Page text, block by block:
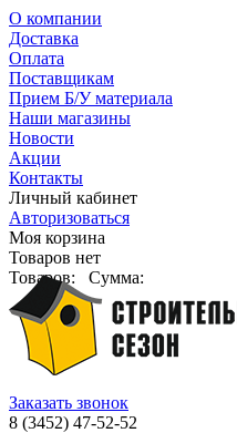
О компании
Доставка
Оплата
Поставщикам
Прием Б/У материала
Наши магазины
Новости
Акции
Контакты
Личный кабинет
Авторизоваться
Моя корзина
Товаров нет
Товаров:
Сумма:
Заказать звонок
8 (3452) 47-52-52